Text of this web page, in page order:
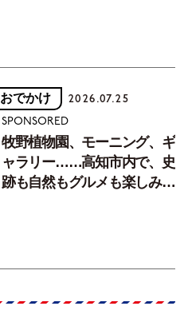
おでかけ 2026.07.25
SPONSORED
牧野植物園、モーニング、ギ
ャラリー……高知市内で、史
跡も自然もグルメも楽しみ尽